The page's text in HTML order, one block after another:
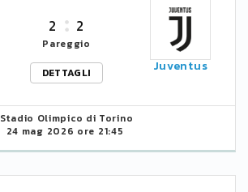
2 2
Pareggio
DETTAGLI
Juventus
Stadio Olimpico di Torino
24 mag 2026 ore 21:45